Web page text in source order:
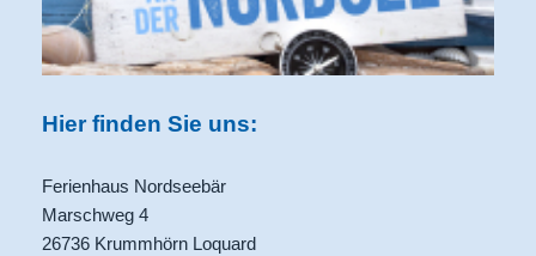
Hier finden Sie uns:
Ferienhaus Nordseebär
Marschweg 4
26736 Krummhörn Loquard